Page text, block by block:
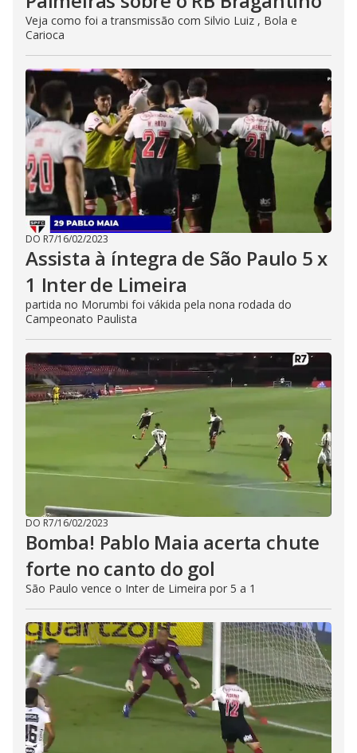
Veja como foi a transmissão com Silvio Luiz , Bola e
Carioca
DO R7/16/02/2023
Assista à íntegra de São Paulo 5 x
1 Inter de Limeira
partida no Morumbi foi vákida pela nona rodada do
Campeonato Paulista
DO R7/16/02/2023
Bomba! Pablo Maia acerta chute
forte no canto do gol
São Paulo vence o Inter de Limeira por 5 a 1